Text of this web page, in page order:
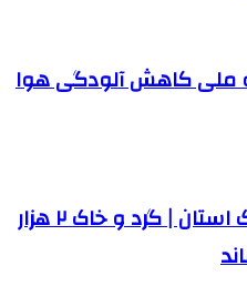
ملی کاهش آلودگی هوا
۴۸ ساعت خفگی در یک استان | گرد و خاک ۲ هزار